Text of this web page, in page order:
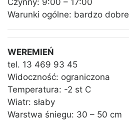
Czynny: 9:00 – 17:00
Warunki ogólne: bardzo dobre
WEREMIEŃ
tel. 13 469 93 45
Widoczność: ograniczona
Temperatura: -2 st C
Wiatr: słaby
Warstwa śniegu: 30 – 50 cm